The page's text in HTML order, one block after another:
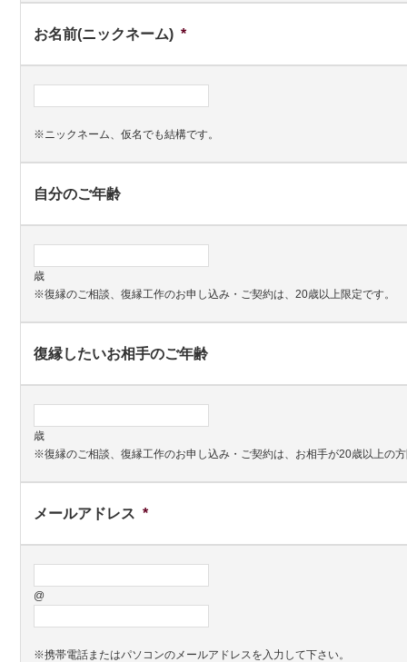
お名前(ニックネーム) *
※ニックネーム、仮名でも結構です。
自分のご年齢
歳
※復縁のご相談、復縁工作のお申し込み・ご契約は、20歳以上限定です。
復縁したいお相手のご年齢
歳
※復縁のご相談、復縁工作のお申し込み・ご契約は、お相手が20歳以上の
メールアドレス *
@
※携帯電話またはパソコンのメールアドレスを入力して下さい。